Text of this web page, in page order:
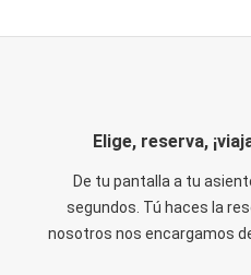
Elige, reserva,
De tu pantalla a tu
segundos. Tú haces la
nosotros nos encargamos